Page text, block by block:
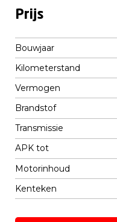
Prijs
Bouwjaar
Kilometerstand
Vermogen
Brandstof
Transmissie
APK tot
Motorinhoud
Kenteken